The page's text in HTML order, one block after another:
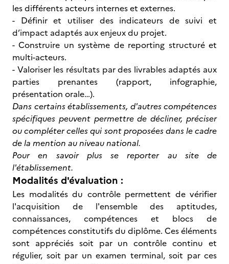
les différents acteurs internes et externes.
- Définir et utiliser des indicateurs de suivi et
d’impact adaptés aux enjeux du projet.
- Construire un système de reporting structuré et
multi-acteurs.
- Valoriser les résultats par des livrables adaptés aux
parties prenantes (rapport, infographie,
présentation orale…).
Dans certains établissements, d'autres compétences
spécifiques peuvent permettre de décliner, préciser
ou compléter celles qui sont proposées dans le cadre
de la mention au niveau national.
Pour en savoir plus se reporter au site de
l'établissement.
Modalités d'évaluation :
Les modalités du contrôle permettent de vérifier
l'acquisition de l'ensemble des aptitudes,
connaissances, compétences et blocs de
compétences constitutifs du diplôme. Ces éléments
sont appréciés soit par un contrôle continu et
régulier, soit par un examen terminal, soit par ces